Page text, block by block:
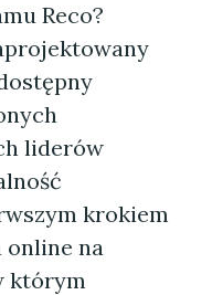
Reco?
liderów
krokiem
online na
którym